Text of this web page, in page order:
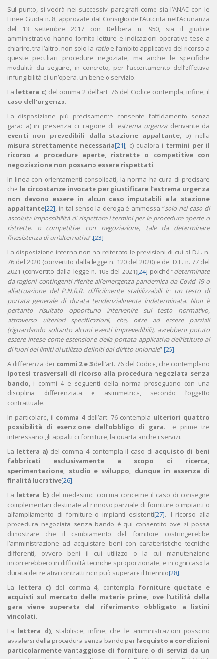
Sul punto, si vedrà nei successivi paragrafi come sia l’ANAC con le
Linee Guida n. 8, approvate dal Consiglio dell’Autorità nell’Adunanza
del 13 settembre 2017 con Delibera n. 950, sia il giudice
amministrativo hanno fornito letture e indicazioni operative tese a
chiarire, tra l’altro, non solo la ratioe l’ambito applicativo del ricorso a
queste peculiari procedure negoziate, ma anche le specifiche
modalità da seguire, in concreto, per l’accertamento dell’effettiva
infungibilità di un’opera, un bene o servizio.
La lettera c)del comma 2 dell’art. 76 del Codice contempla, infine, il
caso dell’urgenza.
La disposizione più precisamente consente l’affidamento senza
gara: a) in presenza di ragione di estrema urgenzaderivante da
eventi non prevedibili dalla stazione appaltante, b) nella
misura strettamente necessaria[21]; c) qualora i termini per il
ricorso a procedure aperte, ristrette o competitive con
negoziazione non possano essere rispettati.
In linea con orientamenti consolidati, la norma ha cura di precisare
che le circostanze invocate per giustificare l’estrema urgenza
non devono essere in alcun caso imputabili alla stazione
appaltante[22], in tal senso la deroga è ammessa “solo nel caso di
assoluta impossibilità di rispettare i termini per le procedure aperte o
ristrette, o competitive con negoziazione, tale da determinare
l’inesistenza di un’alternativa”.[23]
La disposizione interna non ha reiterato le previsioni di cui al D.L. n.
76 del 2020 (convertito dalla legge n. 120 del 2020) e del D.L. n. 77 del
2021 (convertito dalla legge n. 108 del 2021)[24] poiché “determinate
da ragioni contingenti riferite all’emergenza pandemica da Covid-19 o
all’attuazione del P.N.R.R. difficilmente stabilizzabili in un testo di
portata generale di durata tendenzialmente indeterminata. Non è
pertanto risultato opportuno intervenire sul testo normativo,
attraverso ulteriori specificazioni, che, oltre ad essere parziali
(riguardando soltanto alcuni eventi imprevedibili), avrebbero potuto
essere intese come estensione della portata applicativa dell’istituto al
di fuori dei limiti di utilizzo definiti dal diritto unionale”[25].
A differenza dei commi 2 e 3 dell’art. 76 del Codice, che contemplano
ipotesi trasversali di ricorso alla procedura negoziata senza
bando, i commi 4 e seguenti della norma proseguono con una
disciplina differenziata e asimmetrica, secondo l’oggetto
contrattuale.
In particolare, il comma 4dell’art. 76 contempla ulteriori quattro
possibilità di esenzione dell’obbligo di gara. Le prime tre
interessano gli appalti di forniture, la quarta anche i servizi.
La lettera a) del comma 4 contempla il caso di acquisto di beni
fabbricati esclusivamente a scopo di ricerca,
sperimentazione, studio e sviluppo, dunque in assenza di
finalità lucrative[26].
La lettera b)del medesimo comma concerne il caso di consegne
complementari destinate al rinnovo parziale di forniture o impianti o
all’ampliamento di forniture o impianti esistenti[27]. Il ricorso alla
procedura negoziata senza bando è qui consentito ove si possa
dimostrare che il cambiamento del fornitore costringerebbe
l’amministrazione ad acquistare beni con caratteristiche tecniche
differenti, ovvero beni il cui utilizzo o la cui manutenzione
incorrerebbero in difficoltà tecniche sproporzionate, e in ogni caso la
durata dei relativi contratti non può superare il triennio[28].
La lettera c) del comma 4, contempla forniture quotate e
acquisti sul mercato delle materie prime, ove l’utilità della
gara viene superata dal riferimento obbligato a listini
vincolati.
La lettera d), stabilisce, infine, che le amministrazioni possono
avvalersi della procedura senza bando per l’acquisto a condizioni
particolarmente vantaggiose di forniture o di servizi da un